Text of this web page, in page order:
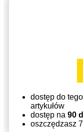
dostęp do
artykułów
dostęp na 90
oszczędzasz